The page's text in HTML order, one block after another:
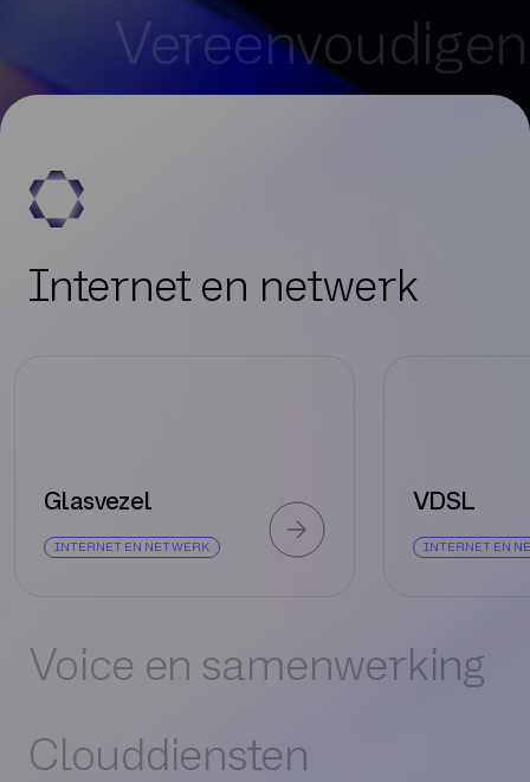
Vereenvoudigen
Verbinden
Ontwikkelen
Internet en netwerk
Voice en samenwerking
Clouddiensten
Glasvezel
INTERNET EN NETWERK
VDSL
INTERNET EN